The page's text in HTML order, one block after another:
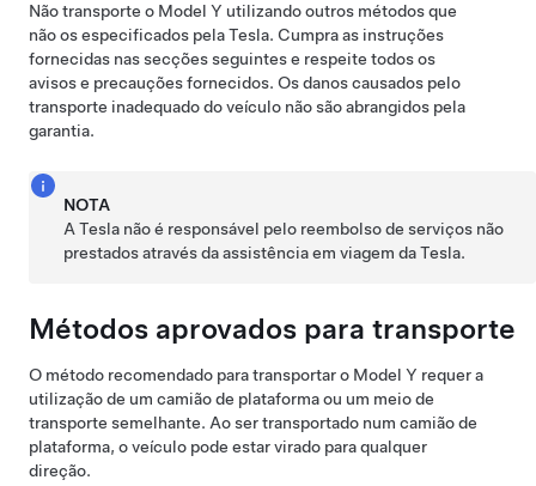
Não transporte o Model Y utilizando outros métodos que
não os especificados pela Tesla. Cumpra as instruções
fornecidas nas secções seguintes e respeite todos os
avisos e precauções fornecidos. Os danos causados pelo
transporte inadequado do veículo não são abrangidos pela
garantia.
NOTA
A Tesla não é responsável pelo reembolso de serviços não
prestados através da assistência em viagem da Tesla.
Métodos aprovados para transporte
O método recomendado para transportar o Model Y requer a
utilização de um camião de plataforma ou um meio de
transporte semelhante. Ao ser transportado num camião de
plataforma, o veículo pode estar virado para qualquer
direção.